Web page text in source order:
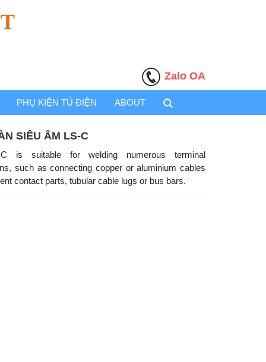
Zalo OA
PHỤ KIỆN TỦ ĐIỆN ABOUT
SIÊU ÂM LS-C
is suitable for welding numerous terminal
such as connecting copper or aluminium cables
contact parts, tubular cable lugs or bus bars.